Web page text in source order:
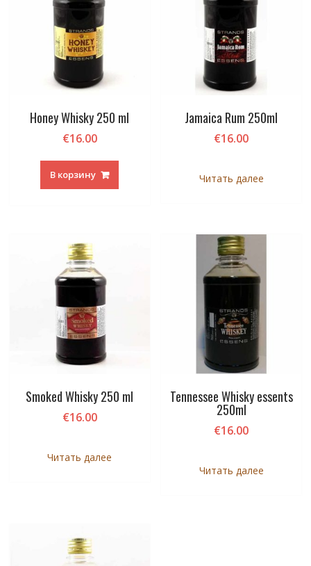
Honey Whisky 250 ml
€16.00
В корзину
Jamaica Rum 250ml
€16.00
Читать далее
Smoked Whisky 250 ml
€16.00
Читать далее
Tennessee Whisky essents
250ml
€16.00
Читать далее